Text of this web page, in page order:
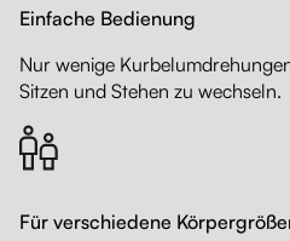
Einfache Bedienung
Nur wenige
Sitzen und Stehen zu wechseln.
Für verschiedene